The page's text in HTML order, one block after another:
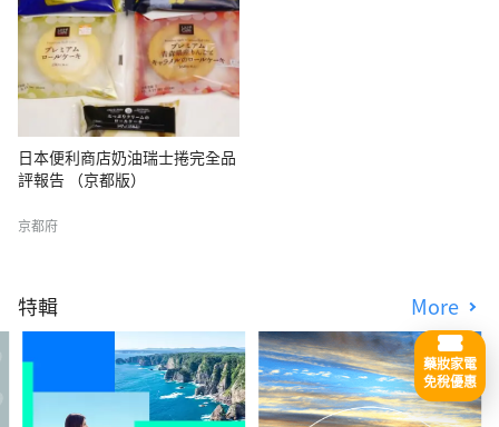
日本便利商店奶油瑞士捲完全品
評報告 （京都版）
京都府
特輯 More
藥妝家電
免稅優惠